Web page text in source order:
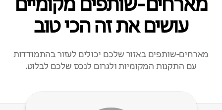
עושים את זה הכי טוב
מארחים‑שותפים באזור שלכם יכולים לעזור בהתמודדות
עם התקנות המקומיות ולגרום לנכס שלכם לבלוט.